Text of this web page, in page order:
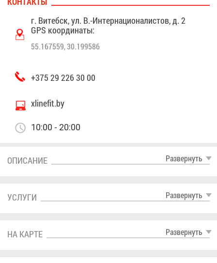
г. Ви­тебск, ул. В.-Ин­тер­на­ци­о­на­ли­стов, д. 2
GPS ко­ор­ди­на­ты:
55.167559, 30.199586
+375 29 226 30 00
xlinefit.by
10:00 - 20:00
Раз­вер­нуть
ОПИ­СА­НИЕ
Раз­вер­нуть
УСЛУ­ГИ
Раз­вер­нуть
НА КАР­ТЕ